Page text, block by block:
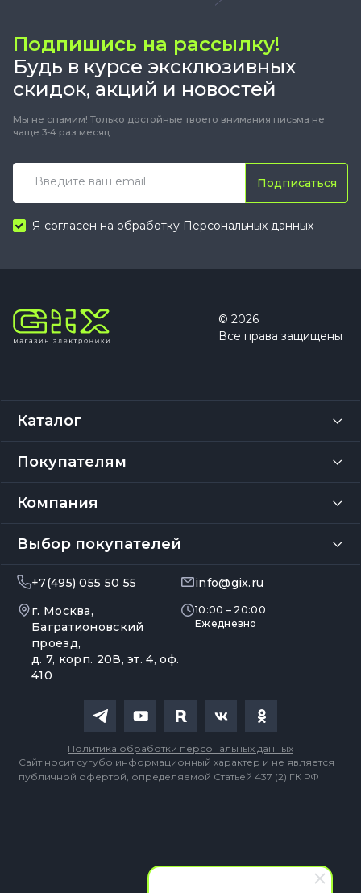
Подпишись на рассылку!
Будь в курсе эксклюзивных
скидок, акций и новостей
Мы не спамим! Только достойные твоего внимания письма не
чаще 3-4 раз месяц.
Подписаться
Я согласен на обработку Персональных данных
© 2026
Все права защищены
Каталог
Покупателям
Компания
Выбор покупателей
+7(495) 055 50 55
info@gix.ru
г. Москва,
Багратионовский
проезд,
д. 7, корп. 20В, эт. 4, оф.
410
10:00 – 20:00
Ежедневно
Сайт носит сугубо информационный характер и не является
публичной офертой, определяемой Статьей 437 (2) ГК РФ
Политика обработки персональных данных